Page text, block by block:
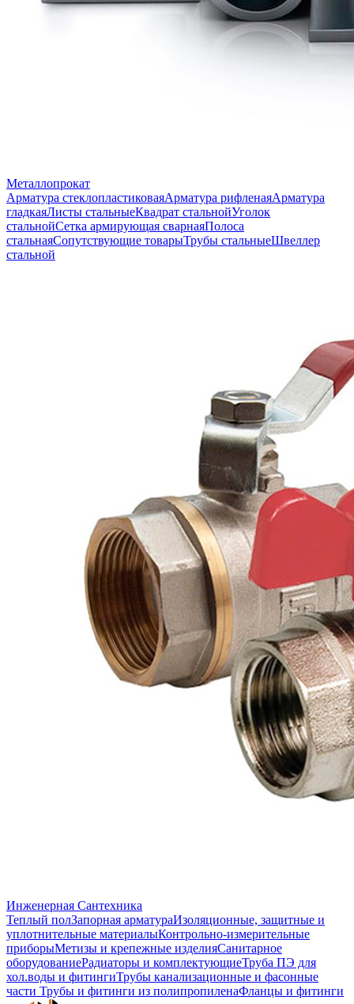
Металлопрокат
Арматура стеклопластиковаяАрматура рифленаяАрматура
гладкаяЛисты стальныеКвадрат стальнойУголок
стальнойСетка армирующая сварнаяПолоса
стальнаяСопутствующие товарыТрубы стальныеШвеллер
стальной
Инженерная Сантехника
Теплый полЗапорная арматураИзоляционные, защитные и
уплотнительные материалыКонтрольно-измерительные
приборыМетизы и крепежные изделияСанитарное
оборудованиеРадиаторы и комплектующиеТруба ПЭ для
хол.воды и фитингиТрубы канализационные и фасонные
части Трубы и фитинги из полипропиленаФланцы и фитинги